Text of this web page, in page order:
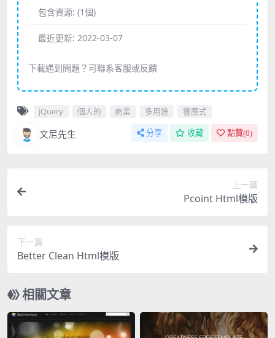
包含資源: (1個)
最近更新: 2022-03-07
下載遇到問題？可聯系客服或反饋
jQuery 個人的 商業 多用途 響應式
文尼先生 分享 收藏 點贊(0)
上一篇
Pcoint Html模版
下一篇
Better Clean Html模版
相關文章